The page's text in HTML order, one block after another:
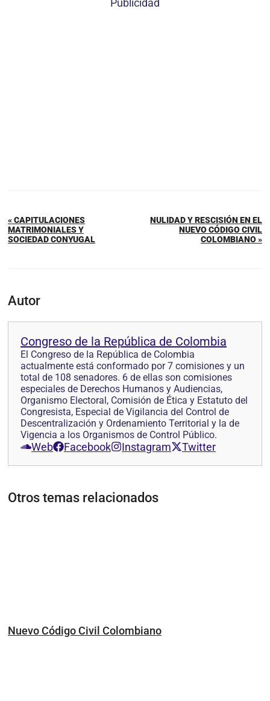
Publicidad
« CAPITULACIONES
MATRIMONIALES Y
SOCIEDAD CONYUGAL
NULIDAD Y RESCISIÓN EN EL
NUEVO CÓDIGO CIVIL
COLOMBIANO »
Autor
Congreso de la República de Colombia
El Congreso de la República de Colombia
actualmente está conformado por 7 comisiones y un
total de 108 senadores. 6 de ellas son comisiones
especiales de Derechos Humanos y Audiencias,
Organismo Electoral, Comisión de Ética y Estatuto del
Congresista, Especial de Vigilancia del Control de
Descentralización y Ordenamiento Territorial y la de
Vigencia a los Organismos de Control Público.
Web Facebook Instagram Twitter
Otros temas relacionados
Nuevo Código Civil Colombiano